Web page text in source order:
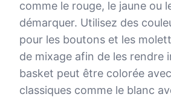
comme le rouge, le jaune ou
démarquer. Utilisez des
pour les boutons et les
de mixage afin de les rendre
basket peut être colorée
classiques comme le blanc